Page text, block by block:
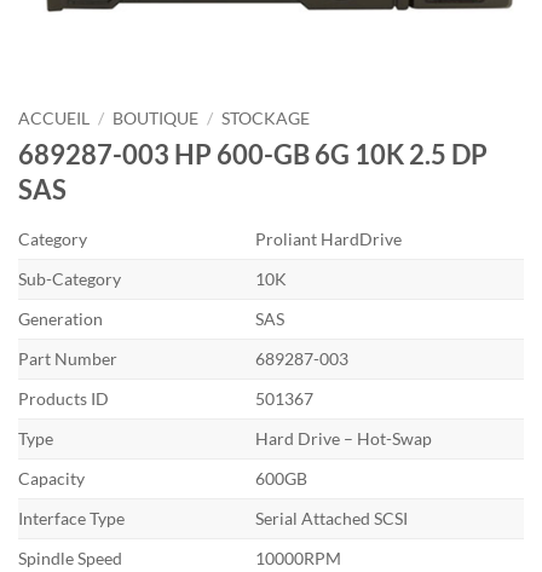
ACCUEIL / BOUTIQUE / STOCKAGE
689287-003 HP 600-GB 6G 10K 2.5 DP
SAS
Category
Proliant HardDrive
Sub-Category
10K
Generation
SAS
Part Number
689287-003
Products ID
501367
Type
Hard Drive – Hot-Swap
Capacity
600GB
Interface Type
Serial Attached SCSI
Spindle Speed
10000RPM